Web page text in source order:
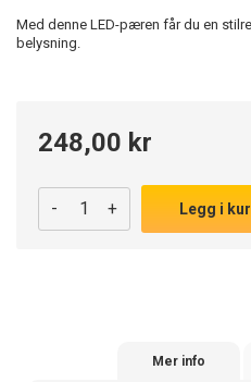
Med denne LED-pæren får du en
belysning.
248,00 kr
- + Legg i
Mer info